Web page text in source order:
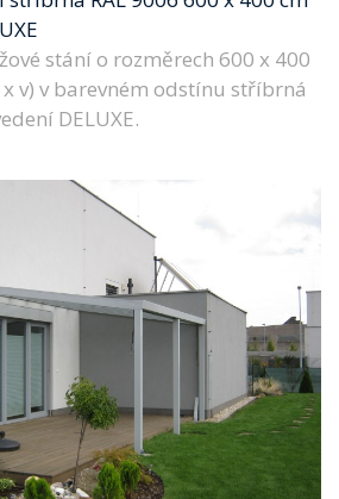
stání o rozměrech 600 x 400
x v) v barevném odstínu stříbrná
DELUXE.